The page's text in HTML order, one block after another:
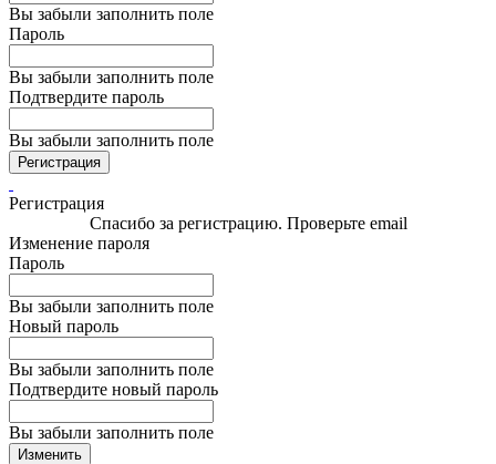
Вы забыли заполнить поле
Пароль
Вы забыли заполнить поле
Подтвердите пароль
Вы забыли заполнить поле
Регистрация
Регистрация
Спасибо за регистрацию. Проверьте email
Изменение пароля
Пароль
Вы забыли заполнить поле
Новый пароль
Вы забыли заполнить поле
Подтвердите новый пароль
Вы забыли заполнить поле
Изменить